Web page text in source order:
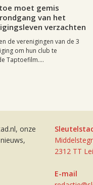
moet gemis
van het
verzachten
de verenigingen van de 3
om hun club te
Taptoefilm....
onze
2312 TT
E-mail